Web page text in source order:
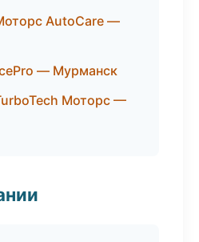
AutoCare —
— Мурманск
Моторс —